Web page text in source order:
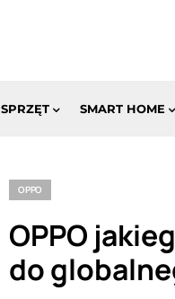
SPRZĘT SMART HOME
OPPO
OPPO
do